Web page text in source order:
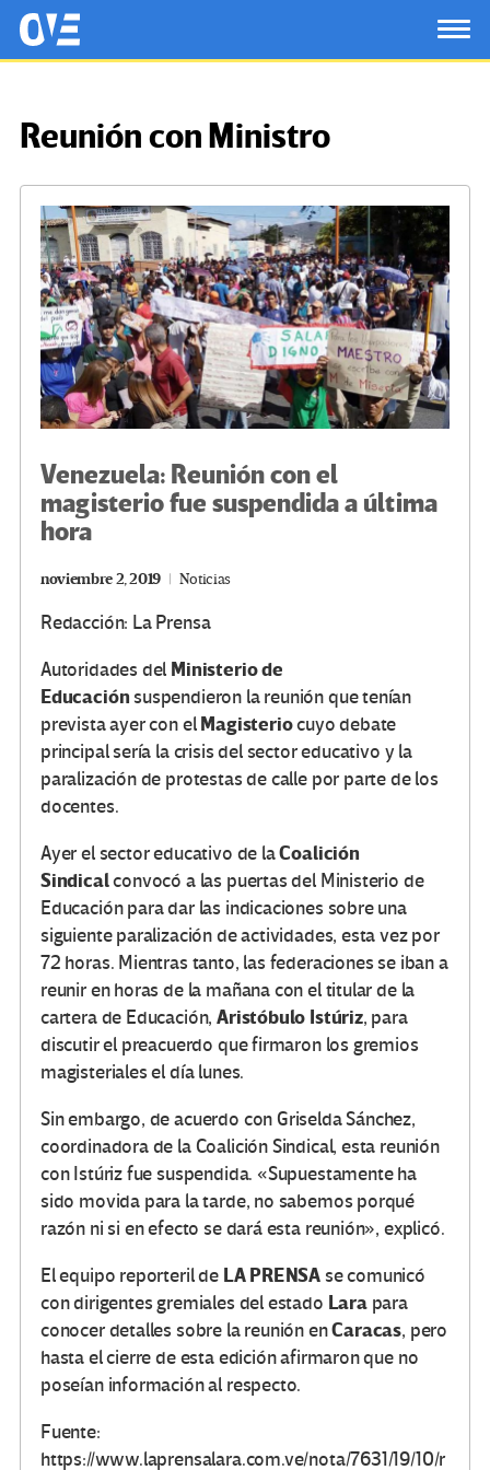
Saltar al contenido principal
OtrasVocesenEducacion.org
Reunión con Ministro
Venezuela: Reunión con el
magisterio fue suspendida a última
hora
noviembre 2, 2019 Noticias
Redacción: La Prensa
Autoridades del Ministerio de
Educación suspendieron la reunión que tenían
prevista ayer con elMagisteriocuyo debate
principal sería la crisis del sector educativo y la
paralización de protestas de calle por parte de los
docentes.
Ayer el sector educativo de laCoalición
Sindicalconvocó a las puertas del Ministerio de
Educación para dar las indicaciones sobre una
siguiente paralización de actividades, esta vez por
72 horas. Mientras tanto, las federaciones se iban a
reunir en horas de la mañana con el titular de la
cartera de Educación,Aristóbulo Istúriz, para
discutir el preacuerdo que firmaron los gremios
magisteriales el día lunes.
Sin embargo, de acuerdo con Griselda Sánchez,
coordinadora de la Coalición Sindical, esta reunión
con Istúriz fue suspendida. «Supuestamente ha
sido movida para la tarde, no sabemos porqué
razón ni si en efecto se dará esta reunión», explicó.
El equipo reporteril de LA PRENSA se comunicó
con dirigentes gremiales del estado Lara para
conocer detalles sobre la reunión enCaracas, pero
hasta el cierre de esta edición afirmaron que no
poseían información al respecto.
Fuente:
https://www.laprensalara.com.ve/nota/7631/19/10/r